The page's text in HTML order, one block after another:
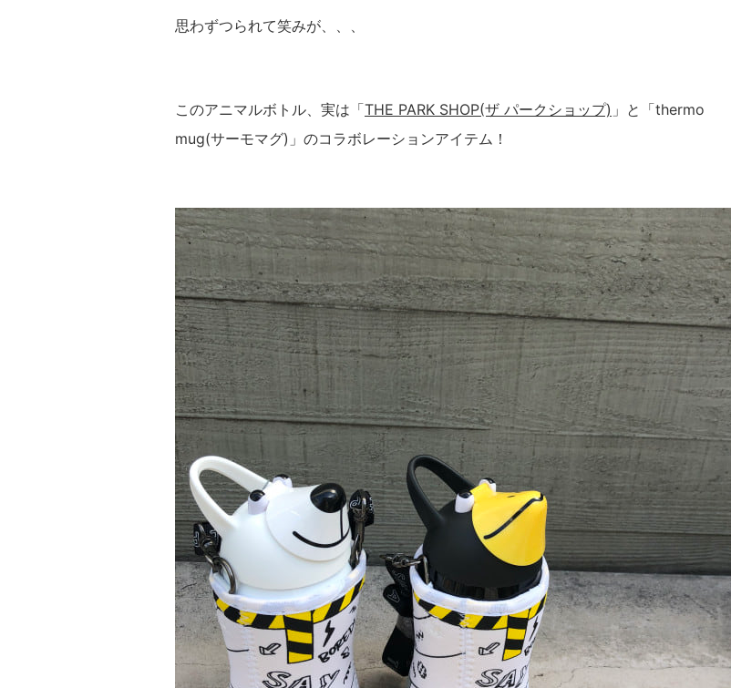
思わずつられて笑みが、、、
このアニマルボトル、実は「THE PARK SHOP(ザ パークショップ) 」と「thermo
mug(サーモマグ)」のコラボレーションアイテム！